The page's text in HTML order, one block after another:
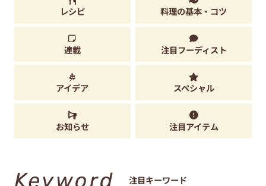
レシピ 料理の基本・コツ
連載 注目フーディスト
アイデア スペシャル
お知らせ 注目アイテム
Keyword 注目キーワード